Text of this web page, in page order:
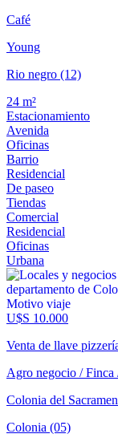
Café
Young
Rio negro (12)
24 m²
Estacionamiento
Avenida
Oficinas
Barrio
Residencial
De paseo
Tiendas
Comercial
Residencial
Oficinas
Urbana
U$S 10.000
Venta de llave
Agro negocio / Finca
Colonia del
Colonia (05)